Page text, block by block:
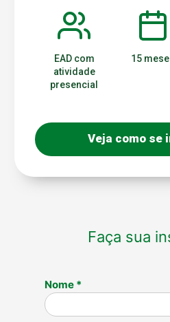
EAD com
atividade
presencial
15
Veja como se